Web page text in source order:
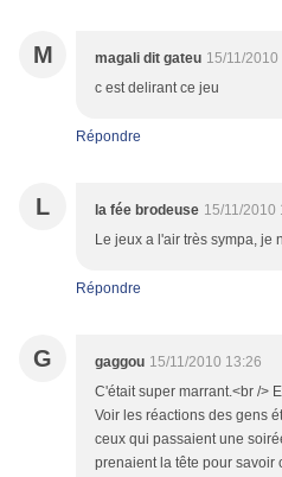
M magali dit gateu 15/11/2010
c est delirant ce jeu
Répondre
L la fée brodeuse 15/11/2010
Le jeux a l'air très sympa, je
Répondre
G gaggou 15/11/2010 13:26
C'était super marrant.<br />
Voir les réactions des gens
ceux qui passaient une
prenaient la tête pour savoir